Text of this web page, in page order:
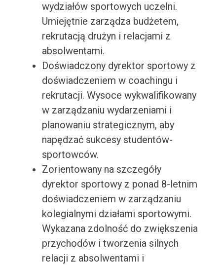
wydziałów sportowych uczelni.
Umiejętnie zarządza budżetem,
rekrutacją drużyn i relacjami z
absolwentami.
Doświadczony dyrektor sportowy z
doświadczeniem w coachingu i
rekrutacji. Wysoce wykwalifikowany
w zarządzaniu wydarzeniami i
planowaniu strategicznym, aby
napędzać sukcesy studentów-
sportowców.
Zorientowany na szczegóły
dyrektor sportowy z ponad 8-letnim
doświadczeniem w zarządzaniu
kolegialnymi działami sportowymi.
Wykazana zdolność do zwiększenia
przychodów i tworzenia silnych
relacji z absolwentami i